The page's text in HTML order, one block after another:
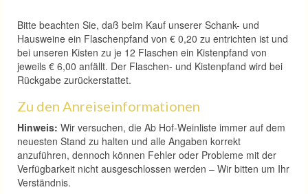
Bitte beachten Sie, daß beim Kauf unserer Schank- und
Hausweine ein Flaschenpfand von € 0,20 zu entrichten ist und
bei unseren Kisten zu je 12 Flaschen ein Kistenpfand von
jeweils € 6,00 anfällt. Der Flaschen- und Kistenpfand wird bei
Rückgabe zurückerstattet.
Zu den Anreiseinformationen
Hinweis: Wir versuchen, die Ab Hof-Weinliste immer auf dem
neuesten Stand zu halten und alle Angaben korrekt
anzuführen, dennoch können Fehler oder Probleme mit der
Verfügbarkeit nicht ausgeschlossen werden – Wir bitten um Ihr
Verständnis.